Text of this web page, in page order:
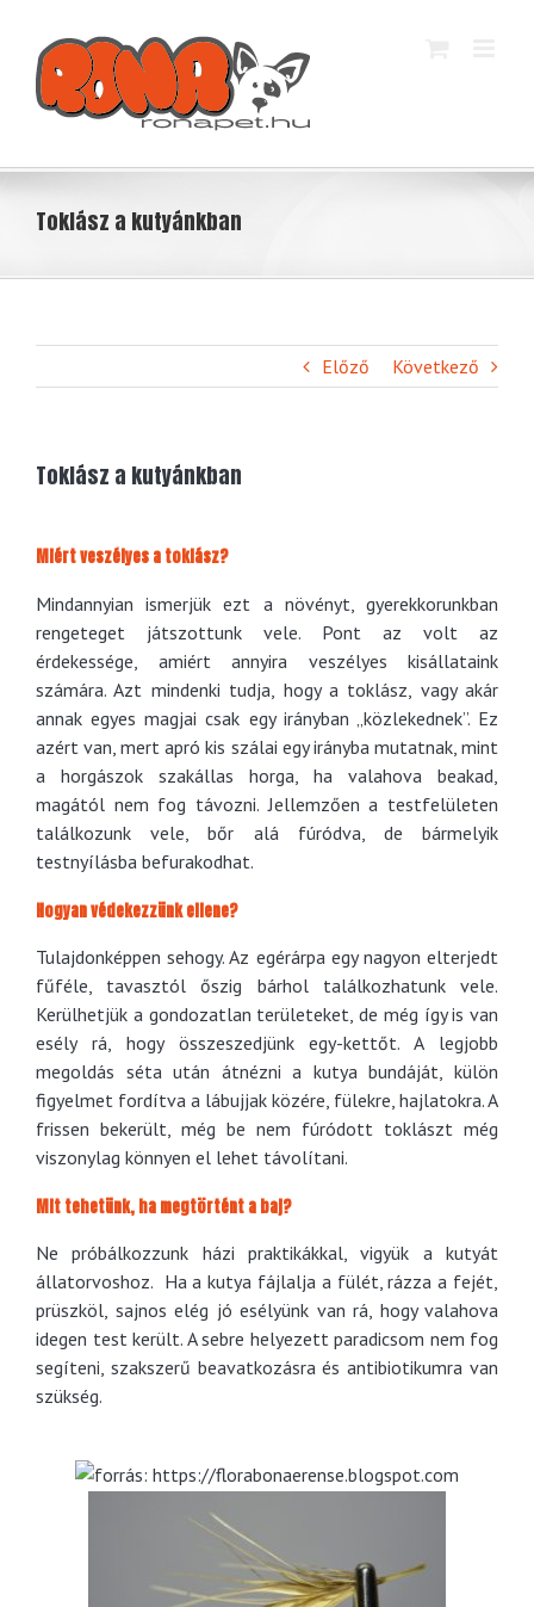
Toklász a kutyánkban
Előző Következő
Toklász a kutyánkban
Miért veszélyes a toklász?
Mindannyian ismerjük ezt a növényt, gyerekkorunkban
rengeteget játszottunk vele. Pont az volt az
érdekessége, amiért annyira veszélyes kisállataink
számára. Azt mindenki tudja, hogy a toklász, vagy akár
annak egyes magjai csak egy irányban „közlekednek”. Ez
azért van, mert apró kis szálai egy irányba mutatnak, mint
a horgászok szakállas horga, ha valahova beakad,
magától nem fog távozni. Jellemzően a testfelületen
találkozunk vele, bőr alá fúródva, de bármelyik
testnyílásba befurakodhat.
Hogyan védekezzünk ellene?
Tulajdonképpen sehogy. Az egérárpa egy nagyon elterjedt
fűféle, tavasztól őszig bárhol találkozhatunk vele.
Kerülhetjük a gondozatlan területeket, de még így is van
esély rá, hogy összeszedjünk egy-kettőt. A legjobb
megoldás séta után átnézni a kutya bundáját, külön
figyelmet fordítva a lábujjak közére, fülekre, hajlatokra. A
frissen bekerült, még be nem fúródott toklászt még
viszonylag könnyen el lehet távolítani.
Mit tehetünk, ha megtörtént a baj?
Ne próbálkozzunk házi praktikákkal, vigyük a kutyát
állatorvoshoz. Ha a kutya fájlalja a fülét, rázza a fejét,
prüszköl, sajnos elég jó esélyünk van rá, hogy valahova
idegen test került. A sebre helyezett paradicsom nem fog
segíteni, szakszerű beavatkozásra és antibiotikumra van
szükség.